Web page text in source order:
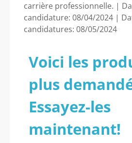
carrière professionnelle. |
candidature: 08/04/2024 |
candidatures: 08/05/2024
Voici les
plus
Essayez-les
maintenant!